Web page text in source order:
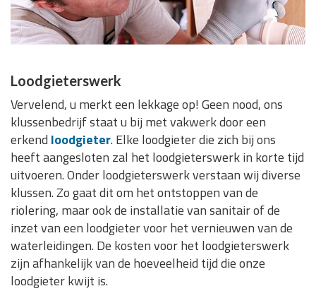
Loodgieterswerk
Vervelend, u merkt een lekkage op! Geen nood, ons
klussenbedrijf staat u bij met vakwerk door een
erkend loodgieter. Elke loodgieter die zich bij ons
heeft aangesloten zal het loodgieterswerk in korte tijd
uitvoeren. Onder loodgieterswerk verstaan wij diverse
klussen. Zo gaat dit om het ontstoppen van de
riolering, maar ook de installatie van sanitair of de
inzet van een loodgieter voor het vernieuwen van de
waterleidingen. De kosten voor het loodgieterswerk
zijn afhankelijk van de hoeveelheid tijd die onze
loodgieter kwijt is.